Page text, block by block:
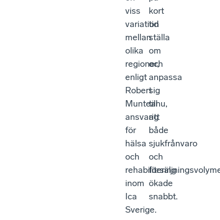
viss
variation
mellan
olika
regioner,
enligt
Robert
Munteanu,
ansvarig
för
hälsa
och
rehabilitering
inom
Ica
Sverige.
kort
tid
ställa
om
och
anpassa
sig
till
att
både
sjukfrånvaro
och
ökade
snabbt.